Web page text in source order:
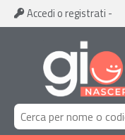
Accedi o registrati -